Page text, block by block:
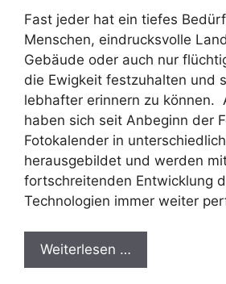
Fast jeder hat ein tiefes
Menschen, eindrucksvolle
Gebäude oder auch nur
die Ewigkeit festzuhalten und
lebhafter erinnern zu können.
haben sich seit Anbeginn der
Fotokalender in
herausgebildet und werden
fortschreitenden Entwicklung
Technologien immer weiter
Weiterlesen …